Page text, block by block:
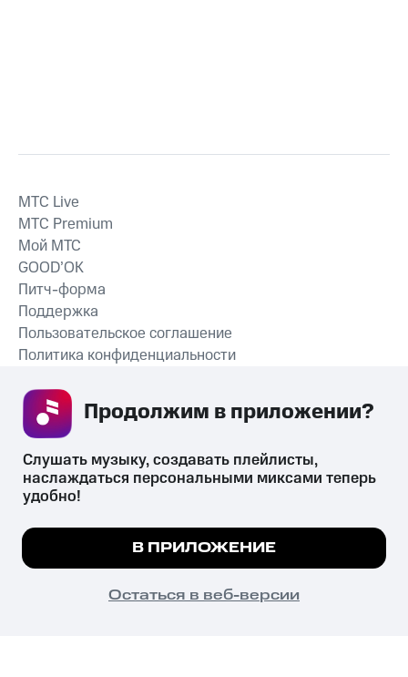
СКАЧАТЬ ПРИЛОЖЕНИЕ
MTС Live
MTС Premium
Мой МТС
GOOD’OK
Питч-форма
Поддержка
Пользовательское соглашение
Политика конфиденциальности
психотропных веществ, их аналогов причиняет вред здоровью,
их незаконный оборот запрещён и влечёт установленную
законодательством ответственность.
© 2026 ООО «КИОН».
Все права защищены
Мы используем куки, чтобы на сайте все
Подробнее
ПОНЯТНО
Слушать музыку, создавать плейлисты,
наслаждаться персональными миксами теперь
удобно!
В ПРИЛОЖЕНИЕ
Остаться в веб-версии